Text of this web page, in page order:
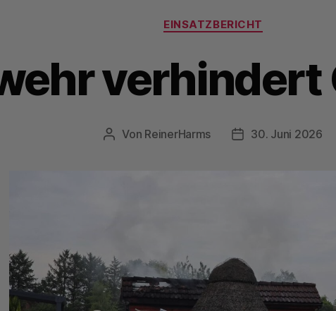
Kategorien
EINSATZBERICHT
verhindert
Beitragsautor
Von ReinerHarms 30. Juni 2026